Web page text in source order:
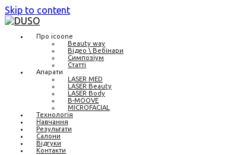
Skip to content
Про icoone
Beauty way
Відео \ Вебінари
Симпозіум
Статті
Апарати
LASER MED
LASER Beauty
LASER Body
B-MOOVE
MICROFACIAL
Технологія
Навчання
Результати
Салони
Відгуки
Контакти